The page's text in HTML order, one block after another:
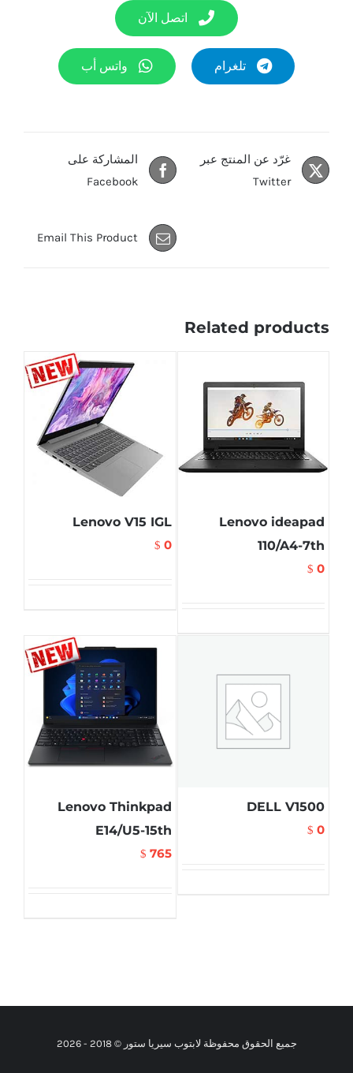
اتصل الآن
تلغرام واتس أب
المشاركة على
Facebook
غرّد عن المنتج عبر
Twitter
Email This Product
Related products
Lenovo ideapad
110/A4-7th
$ 0
Lenovo V15 IGL
$ 0
DELL V1500
$ 0
Lenovo Thinkpad
E14/U5-15th
$ 765
جميع الحقوق محفوظة لابتوب سيريا ستور © 2018 - 2026